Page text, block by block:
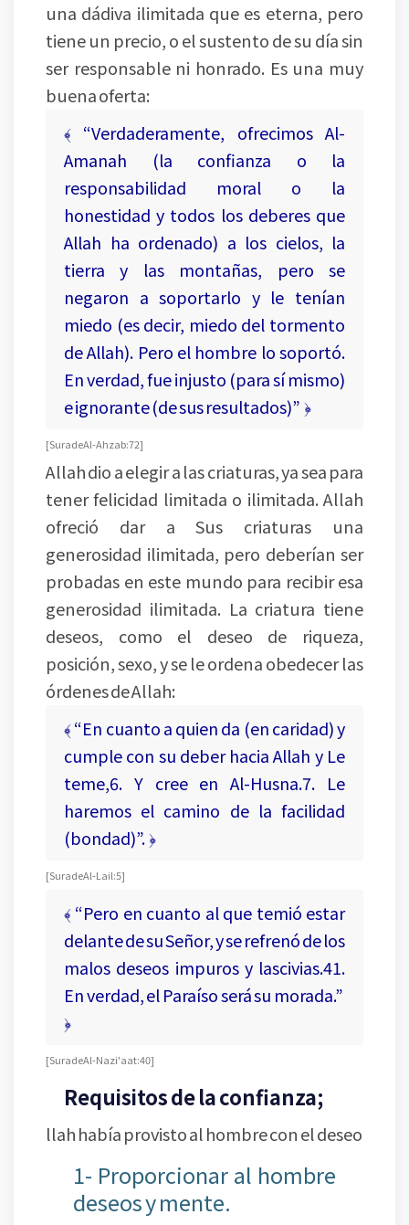
una dádiva ilimitada que es eterna, pero
tiene un precio, o el sustento de su día sin
ser responsable ni honrado. Es una muy
buena oferta:
﴾ “Verdaderamente, ofrecimos Al-
Amanah (la confianza o la
responsabilidad moral o la
honestidad y todos los deberes que
Allah ha ordenado) a los cielos, la
tierra y las montañas, pero se
negaron a soportarlo y le tenían
miedo (es decir, miedo del tormento
de Allah). Pero el hombre lo soportó.
En verdad, fue injusto (para sí mismo)
e ignorante (de sus resultados)” ﴿
[ Sura de Al-Ahzab: 72 ]
Allah dio a elegir a las criaturas, ya sea para
tener felicidad limitada o ilimitada. Allah
ofreció dar a Sus criaturas una
generosidad ilimitada, pero deberían ser
probadas en este mundo para recibir esa
generosidad ilimitada. La criatura tiene
deseos, como el deseo de riqueza,
posición, sexo, y se le ordena obedecer las
órdenes de Allah:
﴾ “En cuanto a quien da (en caridad) y
cumple con su deber hacia Allah y Le
teme,6. Y cree en Al-Husna.7. Le
haremos el camino de la facilidad
(bondad)”. ﴿
[ Sura de Al-Lail:5 ]
﴾ “Pero en cuanto al que temió estar
delante de su Señor, y se refrenó de los
malos deseos impuros y lascivias.41.
En verdad, el Paraíso será su morada.”
﴿
[ Sura de Al-Nazi'aat: 40 ]
Requisitos de la confianza;
llah había provisto al hombre con el deseo
1- Proporcionar al hombre
deseos y mente.